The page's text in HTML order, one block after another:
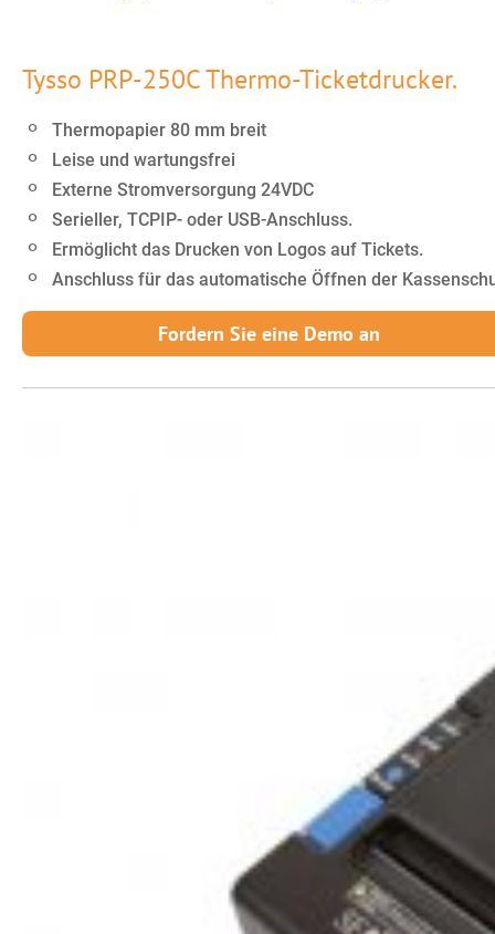
Tysso PRP-250C Thermo-Ticketdrucker.
Thermopapier 80 mm breit
Leise und wartungsfrei
Externe Stromversorgung 24VDC
Serieller, TCPIP- oder USB-Anschluss.
Ermöglicht das Drucken von Logos auf Tickets.
Anschluss für das automatische Öffnen der
Fordern Sie eine Demo an